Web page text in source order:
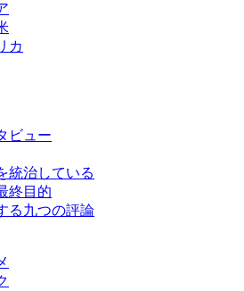
カ
ビュー
統治している
終目的
る九つの評論